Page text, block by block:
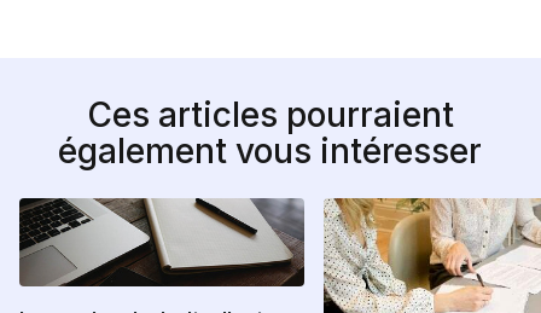
Ces articles pourraient
également vous intéresser